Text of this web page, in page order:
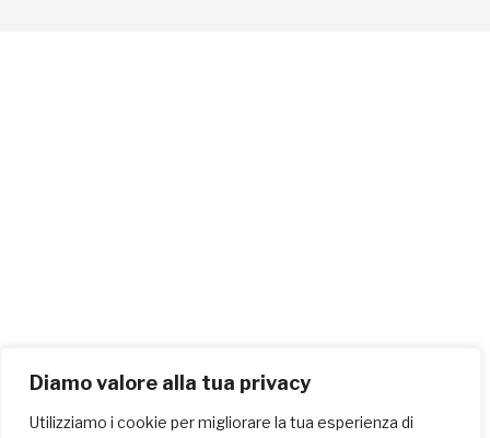
Diamo valore alla tua privacy
Utilizziamo i cookie per migliorare la tua esperienza di